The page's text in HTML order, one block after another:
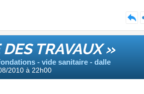
TRAVAUX »
- vide sanitaire - dalle
2010 à 22h00